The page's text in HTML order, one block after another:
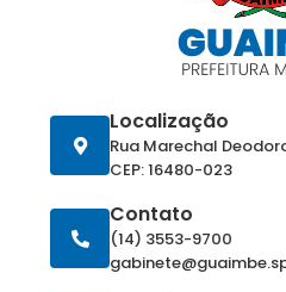
Localização
Rua Marechal
CEP: 16480-023
Contato
(14) 3553-9700